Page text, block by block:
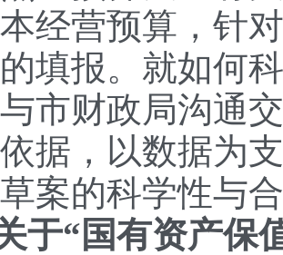
经营预算，针
填报。就如何
市财政局沟通
据，以数据为
案的科学性与
“国有资产保值